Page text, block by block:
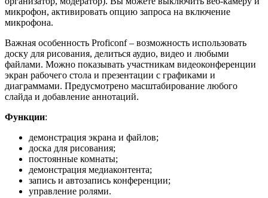
микрофон, активировать опцию запроса на включение
микрофона.
Важная особенность Proficonf – возможность использовать
доску для рисования, делиться аудио, видео и любыми
файлами. Можно показывать участникам видеоконференции
экран рабочего стола и презентации с графиками и
диаграммами. Предусмотрено масштабирование любого
слайда и добавление аннотаций.
Функции:
демонстрация экрана и файлов;
доска для рисования;
постоянные комнаты;
демонстрация медиаконтента;
запись и автозапись конференции;
управление ролями.